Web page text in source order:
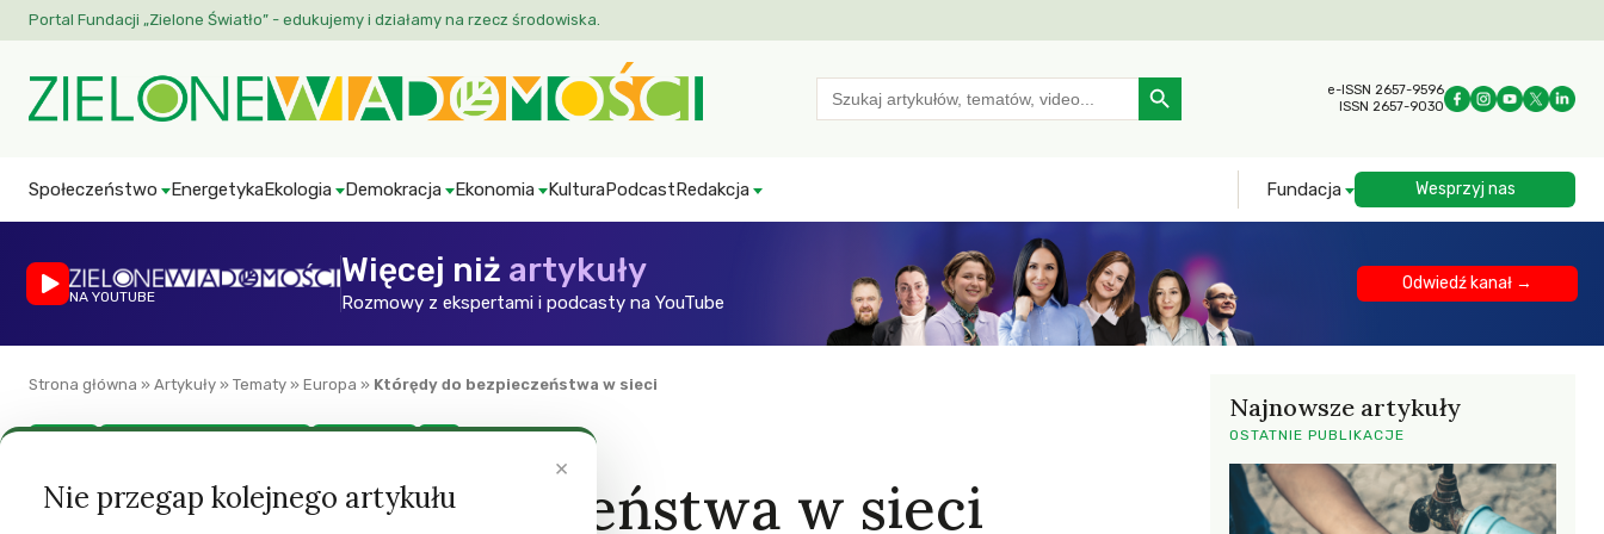
Portal Fundacji „Zielone Światło” - edukujemy i działamy na rzecz środowiska.
Search
for:
Search Button
e-ISSN 2657-9596
ISSN 2657-9030
Społeczeństwo EnergetykaEkologia Demokracja Ekonomia KulturaPodcastRedakcja Fundacja Wesprzyj nas
NA YOUTUBE
Więcej niż artykuły
Rozmowy z ekspertami i podcasty na YouTube
Odwiedź kanał →
Strona główna » Artykuły » Tematy » Europa » Którędy do bezpieczeństwa w sieci
Którędy do bezpieczeństwa w sieci
Najnowsze artykuły
OSTATNIE PUBLIKACJE
×
Nie przegap kolejnego artykułu